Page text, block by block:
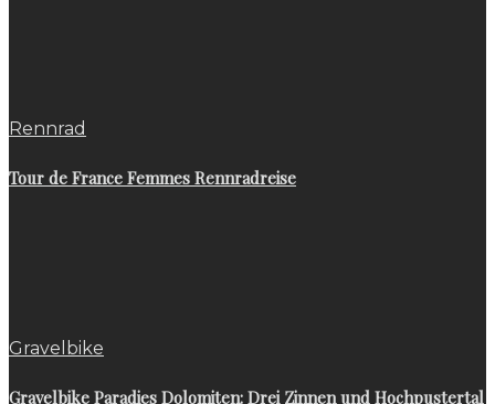
Rennrad
Tour de France Femmes Rennradreise
Gravelbike
Gravelbike Paradies Dolomiten: Drei Zinnen und Hochpustertal